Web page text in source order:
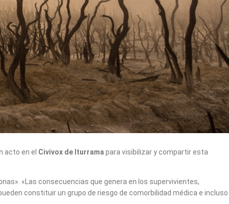
acto en el Civivox de Iturrama para visibilizar y compartir esta
«Las consecuencias que genera en los supervivientes,
constituir un grupo de riesgo de comorbilidad médica e incluso